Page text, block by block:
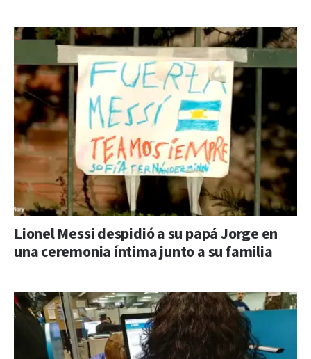
Lionel Messi despidió a su papá Jorge en
una ceremonia íntima junto a su familia